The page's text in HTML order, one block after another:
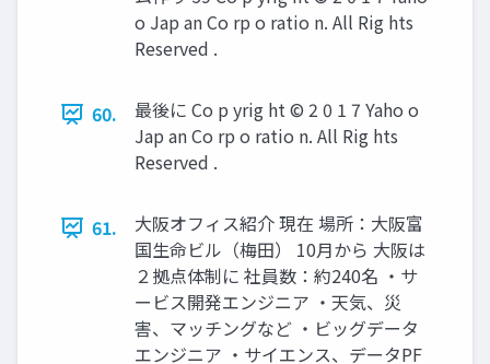
o Jap an Co rp o ratio n. All Rig hts
Reserved .
60.
最後に Co p yrig ht © 2 0 1 7 Yaho o
Jap an Co rp o ratio n. All Rig hts
Reserved .
61.
大阪オフィス紹介 現在 場所：大阪富
国生命ビル（梅田） 10月から 大阪は
２拠点体制に 社員数：約240名 ・サ
ービス開発エンジニア ・天気、災
害、マッチングなど ・ビッグデータ
エンジニア ・サイエンス、データPF